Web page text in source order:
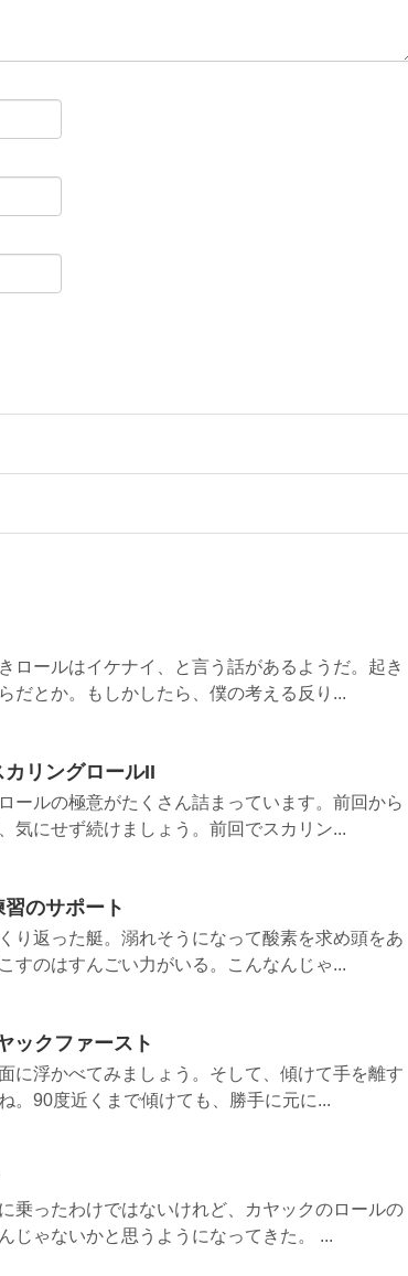
ロールはイケナイ、と言う話があるようだ。起き
だとか。もしかしたら、僕の考える反り...
リングロールII
ールの極意がたくさん詰まっています。前回から
気にせず続けましょう。前回でスカリン...
のサポート
り返った艇。溺れそうになって酸素を求め頭をあ
すのはすんごい力がいる。こんなんじゃ...
ックファースト
に浮かべてみましょう。そして、傾けて手を離す
。90度近くまで傾けても、勝手に元に...
乗ったわけではないけれど、カヤックのロールの
じゃないかと思うようになってきた。 ...